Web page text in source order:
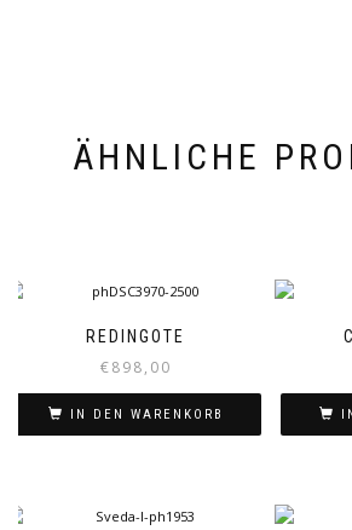
ÄHNLICHE
REDINGOTE
€898,00
IN DEN WARENKORB